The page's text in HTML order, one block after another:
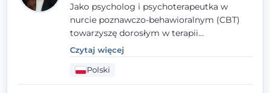
Jako psycholog i psychoterapeutka w
nurcie poznawczo-behawioralnym (CBT)
towarzyszę dorosłym w terapii
indywidualnej oraz nastolatkom od 15. roku
życia. Zależy mi, by naprawdę usłyszeć, z
czym do mnie przychodzisz, i dobrać
sposób pracy do Ciebie - bez gotowych
Czytaj więcej
Polski